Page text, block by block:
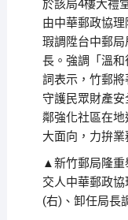
於該局4樓大禮
由中華郵政協
瑕調陞台中郵
長。強調「溫
詞表示，竹郵
守護民眾財產
鄰強化社區在地
大面向，力拚業
▲新竹郵局隆重
交人中華郵政
(右)、卸任局長